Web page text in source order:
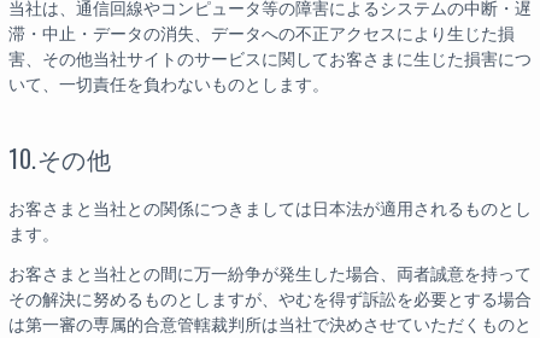
当社は、通信回線やコンピュータ等の障害によるシステムの中断・遅
滞・中止・データの消失、データへの不正アクセスにより生じた損
害、その他当社サイトのサービスに関してお客さまに生じた損害につ
いて、一切責任を負わないものとします。
10.その他
お客さまと当社との関係につきましては日本法が適用されるものとし
ます。
お客さまと当社との間に万一紛争が発生した場合、両者誠意を持って
その解決に努めるものとしますが、やむを得ず訴訟を必要とする場合
は第一審の専属的合意管轄裁判所は当社で決めさせていただくものと